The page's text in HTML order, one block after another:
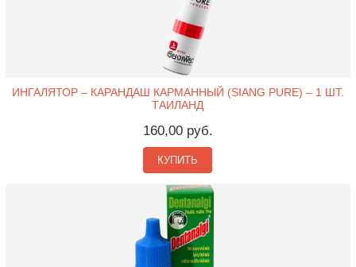
ИНГАЛЯТОР – КАРАНДАШ КАРМАННЫЙ (SIANG PURE) – 1 ШТ.
ТАИЛАНД
160,00 руб.
КУПИТЬ